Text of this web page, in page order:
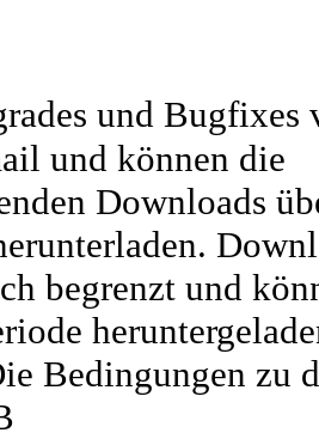
und
und können die
Downloads
begrenzt und
Bedingungen zu